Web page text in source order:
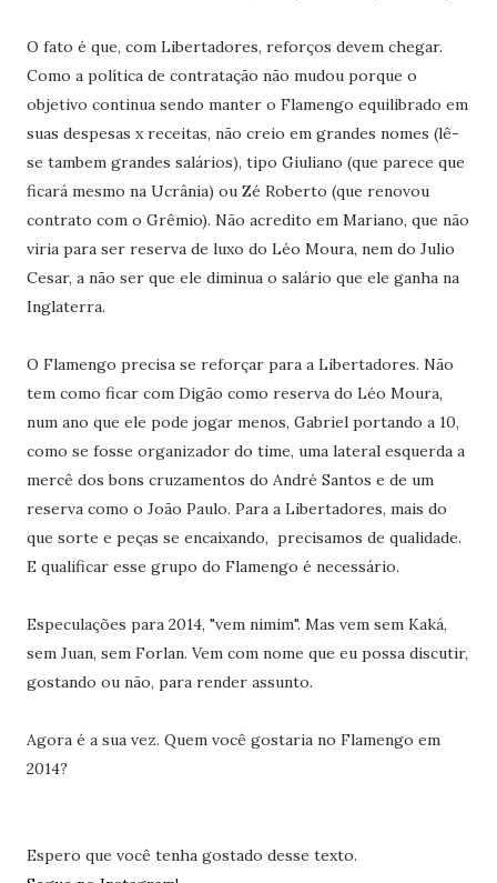
O fato é que, com Libertadores, reforços devem chegar.
Como a política de contratação não mudou porque o
objetivo continua sendo manter o Flamengo equilibrado em
suas despesas x receitas, não creio em grandes nomes (lê-
se tambem grandes salários), tipo Giuliano (que parece que
ficará mesmo na Ucrânia) ou Zé Roberto (que renovou
contrato com o Grêmio). Não acredito em Mariano, que não
viria para ser reserva de luxo do Léo Moura, nem do Julio
Cesar, a não ser que ele diminua o salário que ele ganha na
Inglaterra.
O Flamengo precisa se reforçar para a Libertadores. Não
tem como ficar com Digão como reserva do Léo Moura,
num ano que ele pode jogar menos, Gabriel portando a 10,
como se fosse organizador do time, uma lateral esquerda a
mercê dos bons cruzamentos do André Santos e de um
reserva como o João Paulo. Para a Libertadores, mais do
que sorte e peças se encaixando, precisamos de qualidade.
E qualificar esse grupo do Flamengo é necessário.
Especulações para 2014, "vem nimim". Mas vem sem Kaká,
sem Juan, sem Forlan. Vem com nome que eu possa discutir,
gostando ou não, para render assunto.
Agora é a sua vez. Quem você gostaria no Flamengo em
2014?
Espero que você tenha gostado desse texto.